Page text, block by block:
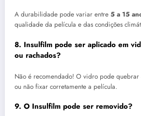
A durabilidade pode variar entre 5 a 15
qualidade da película e das condições
8. Insulfilm pode ser aplicado em
ou rachados?
Não é recomendado! O vidro pode quebrar
ou não fixar corretamente a película.
9. O Insulfilm pode ser removido?